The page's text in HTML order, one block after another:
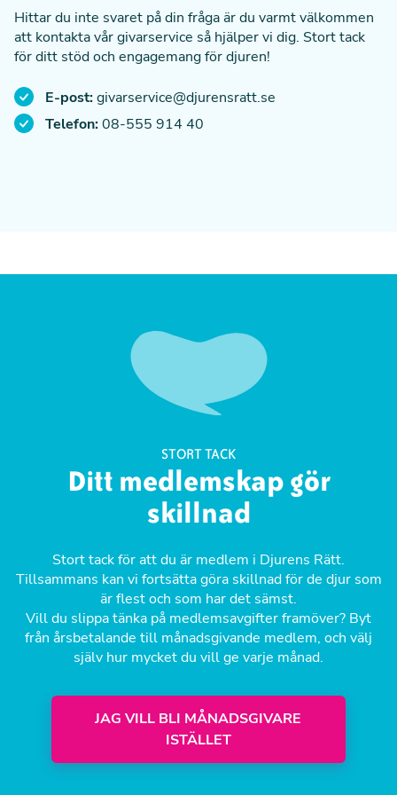
kommer det då att vara med den nya
medlemsavgiften.
Om du däremot gerunder330 kr/år, det vill säga om
du ger mindre än 27 kr/månad, så kommer du att bli
kontaktad av oss.
Hittar du inte svaret på din fråga är du varmt välkommen
att kontakta vår givarservice så hjälper vi dig. Stort tack
för ditt stöd och engagemang för djuren!
E-post:givarservice@djurensratt.se
Telefon:08-555 914 40
STORT TACK
Ditt medlemskap gör
skillnad
Stort tack för att du är medlem i Djurens Rätt.
Tillsammans kan vi fortsätta göra skillnad för de djur som
är flest och som har det sämst.
Vill du slippa tänka på medlemsavgifter framöver? Byt
från årsbetalande till månadsgivande medlem, och välj
själv hur mycket du vill ge varje månad.
JAG VILL BLI MÅNADSGIVARE
ISTÄLLET